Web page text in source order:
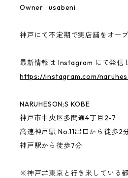
Owner : usabeni
神戸にて不定期で実店舗をオー
最新情報は Instagram にて発信
https://instagram.com/
NARUHESON;S KOBE
神戸市中央区多聞通4丁目2-7
高速神戸駅 No.11出口から徒歩2
神戸駅から徒歩7分
※神戸⇄東京と行き来している